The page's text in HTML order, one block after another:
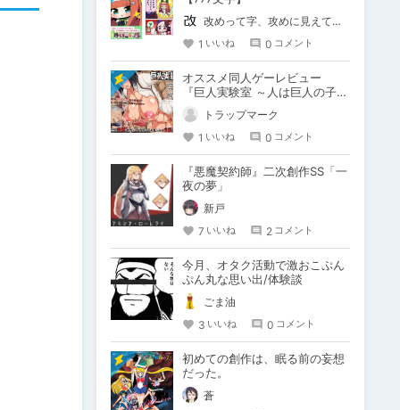
改めって字、攻めに見えてくる
1 いいね 0 コメント
オススメ同人ゲーレビュー
『巨人実験室 ～人は巨人の子を
孕むか!?～』
トラップマーク
1 いいね 0 コメント
『悪魔契約師』二次創作SS「一
夜の夢」
新戸
7 いいね 2 コメント
今月、オタク活動で激おこぷん
ぷん丸な思い出/体験談
ごま油
3 いいね 0 コメント
初めての創作は、眠る前の妄想
だった。
蒼